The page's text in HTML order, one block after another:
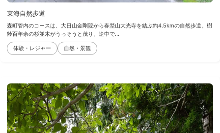
東海自然歩道
森町管内のコースは、大日山金剛院から春埜山大光寺を結ぶ約4.5kmの自然歩道。樹
齢百年余の杉並木がうっそうと茂り、途中で...
体験・レジャー 自然・景観